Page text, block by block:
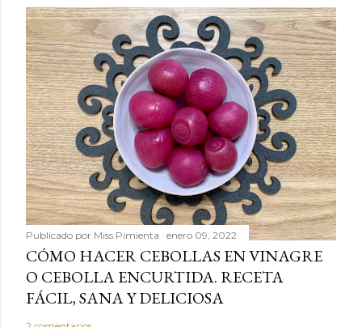
Publicado por Miss Pimienta enero 09, 2022
CÓMO HACER CEBOLLAS EN VINAGRE
O CEBOLLA ENCURTIDA. RECETA
FÁCIL, SANA Y DELICIOSA